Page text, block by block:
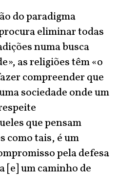
do paradigma
eliminar todas
numa busca
as religiões têm «o
compreender que
sociedade onde um
que pensam
como tais, é um
pela defesa
[e] um caminho de